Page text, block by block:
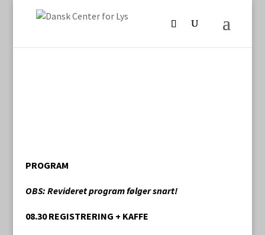
PROGRAM
OBS: Revideret program følger snart!
08.30 REGISTRERING + KAFFE